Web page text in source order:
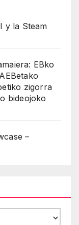
y la Steam
EBko
zigorra
bideojoko
–